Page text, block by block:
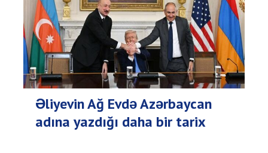
Əliyevin Ağ Evdə Azərbaycan
adına yazdığı daha bir tarix